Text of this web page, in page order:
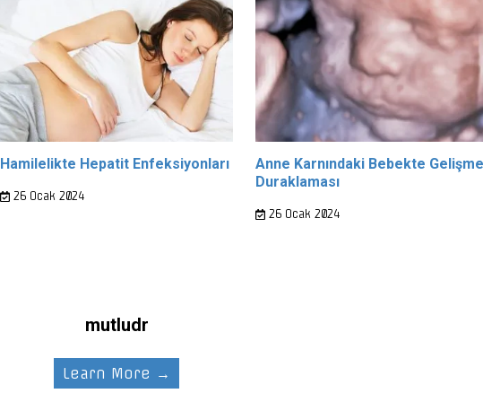
Hamilelikte Hepatit Enfeksiyonları
26 Ocak 2024
Anne Karnındaki Bebekte Gelişme
Duraklaması
26 Ocak 2024
mutludr
Learn More →